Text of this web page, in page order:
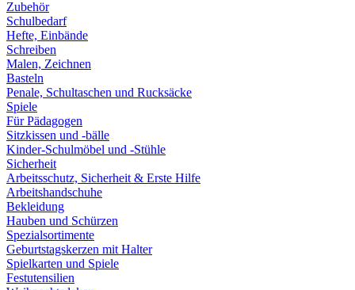
Zubehör
Schulbedarf
Hefte, Einbände
Schreiben
Malen, Zeichnen
Basteln
Penale, Schultaschen und Rucksäcke
Spiele
Für Pädagogen
Sitzkissen und -bälle
Kinder-Schulmöbel und -Stühle
Sicherheit
Arbeitsschutz, Sicherheit & Erste Hilfe
Arbeitshandschuhe
Bekleidung
Hauben und Schürzen
Spezialsortimente
Geburtstagskerzen mit Halter
Spielkarten und Spiele
Festutensilien